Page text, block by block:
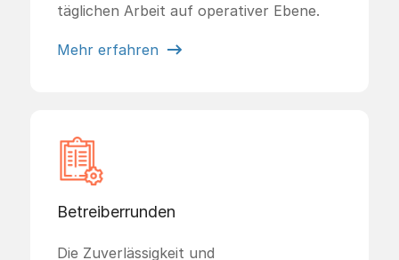
täglichen Arbeit auf operativer Ebene.
Mehr erfahren
Betreiberrunden
Die Zuverlässigkeit und